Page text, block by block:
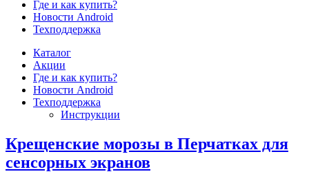
Где и как купить?
Новости Android
Техподдержка
Каталог
Акции
Где и как купить?
Новости Android
Техподдержка
Инструкции
Крещенские морозы в Перчатках для
сенсорных экранов